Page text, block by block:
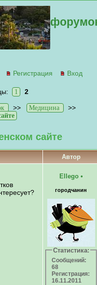
Регистрация Вход
1 2
>> Медицина >>
сайте
Автор
Ellego •
городчанин
Статистика:
Сообщений:
68
Регистрация:
16.11.2011